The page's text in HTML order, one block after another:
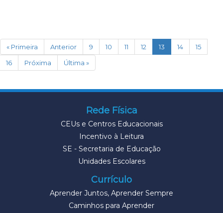
« Primeira Anterior 9 10 11 12 13 (current)
14
15
16
Próxima Última »
Rede Física
CEUs e Centros Educacionais
Incentivo à Leitura
SE - Secretaria de Educação
Unidades Escolares
Currículo
Aprender Juntos, Aprender Sempre
Caminhos para Aprender